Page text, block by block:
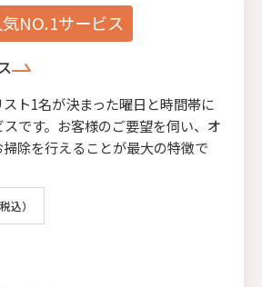
NO.1サービス
ト1名が決まった曜日と時間帯に
です。お客様のご要望を伺い、オ
除を行えることが最大の特徴で
込）